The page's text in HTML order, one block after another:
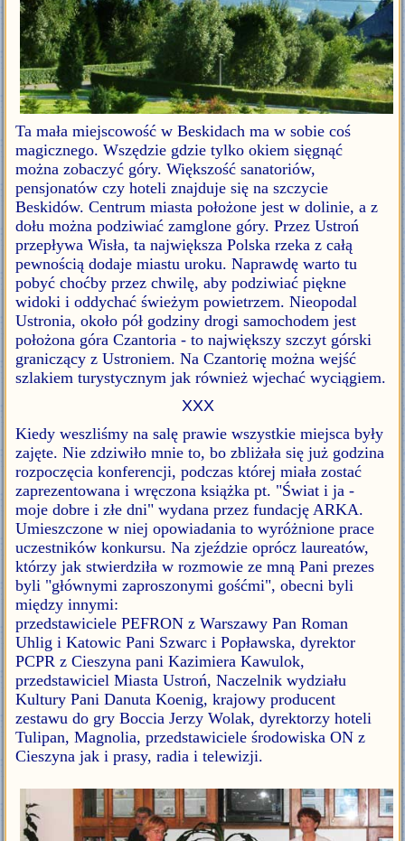
Ta mała miejscowość w Beskidach ma w sobie coś
magicznego. Wszędzie gdzie tylko okiem sięgnąć
można zobaczyć góry. Większość sanatoriów,
pensjonatów czy hoteli znajduje się na szczycie
Beskidów. Centrum miasta położone jest w dolinie, a z
dołu można podziwiać zamglone góry. Przez Ustroń
przepływa Wisła, ta największa Polska rzeka z całą
pewnością dodaje miastu uroku. Naprawdę warto tu
pobyć choćby przez chwilę, aby podziwiać piękne
widoki i oddychać świeżym powietrzem. Nieopodal
Ustronia, około pół godziny drogi samochodem jest
położona góra Czantoria - to największy szczyt górski
graniczący z Ustroniem. Na Czantorię można wejść
szlakiem turystycznym jak również wjechać wyciągiem.
XXX
Kiedy weszliśmy na salę prawie wszystkie miejsca były
zajęte. Nie zdziwiło mnie to, bo zbliżała się już godzina
rozpoczęcia konferencji, podczas której miała zostać
zaprezentowana i wręczona książka pt. "Świat i ja -
moje dobre i złe dni" wydana przez fundację ARKA.
Umieszczone w niej opowiadania to wyróżnione prace
uczestników konkursu. Na zjeździe oprócz laureatów,
którzy jak stwierdziła w rozmowie ze mną Pani prezes
byli "głównymi zaproszonymi gośćmi", obecni byli
między innymi:
przedstawiciele PEFRON z Warszawy Pan Roman
Uhlig i Katowic Pani Szwarc i Popławska, dyrektor
PCPR z Cieszyna pani Kazimiera Kawulok,
przedstawiciel Miasta Ustroń, Naczelnik wydziału
Kultury Pani Danuta Koenig, krajowy producent
zestawu do gry Boccia Jerzy Wolak, dyrektorzy hoteli
Tulipan, Magnolia, przedstawiciele środowiska ON z
Cieszyna jak i prasy, radia i telewizji.